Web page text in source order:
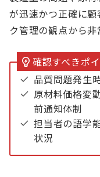
が迅速かつ正確に
ク管理の観点から非
確認すべきポ
品質問題発生
原材料価格変
前通知体制
担当者の語学
状況